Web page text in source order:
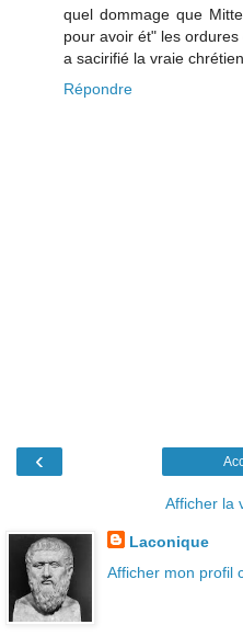
quel dommage que
pour avoir ét" les
a sacirifié la vraie
Répondre
‹
Afficher la
Laconique
Afficher mon profil